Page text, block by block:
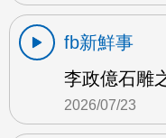
fb新鮮事
李政億石雕
2026/07/23